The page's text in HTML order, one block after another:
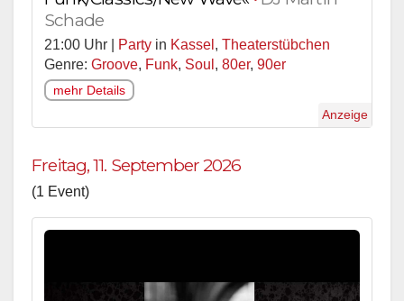
Schade
21:00 Uhr | Party in Kassel , Theaterstübchen
Genre: Groove, Funk, Soul , 80er, 90er
mehr Details
Anzeige
Freitag, 11. September 2026
(1 Event)